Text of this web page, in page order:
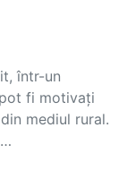
într-un
fi motivați
mediul rural.